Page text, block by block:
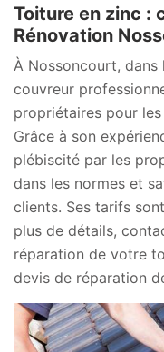
Toiture en zinc :
Rénovation
À Nossoncourt, dans
couvreur
propriétaires pour
Grâce à son
plébiscité par les
dans les normes et
clients. Ses tarifs
plus de détails,
réparation de votre
devis de réparation